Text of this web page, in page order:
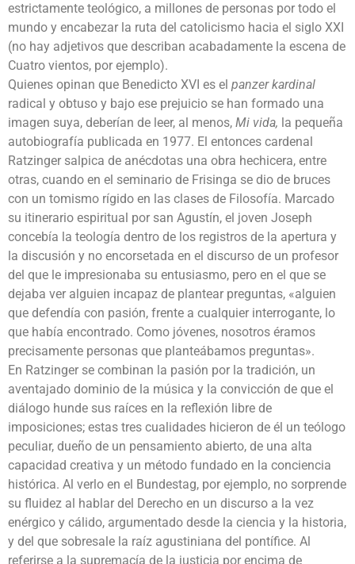
estrictamente teológico, a millones de personas por todo el
mundo y encabezar la ruta del catolicismo hacia el siglo XXI
(no hay adjetivos que describan acabadamente la escena de
Cuatro vientos, por ejemplo).
Quienes opinan que Benedicto XVI es el panzer kardinal
radical y obtuso y bajo ese prejuicio se han formado una
imagen suya, deberían de leer, al menos, Mi vida, la pequeña
autobiografía publicada en 1977. El entonces cardenal
Ratzinger salpica de anécdotas una obra hechicera, entre
otras, cuando en el seminario de Frisinga se dio de bruces
con un tomismo rígido en las clases de Filosofía. Marcado
su itinerario espiritual por san Agustín, el joven Joseph
concebía la teología dentro de los registros de la apertura y
la discusión y no encorsetada en el discurso de un profesor
del que le impresionaba su entusiasmo, pero en el que se
dejaba ver alguien incapaz de plantear preguntas, «alguien
que defendía con pasión, frente a cualquier interrogante, lo
que había encontrado. Como jóvenes, nosotros éramos
precisamente personas que planteábamos preguntas».
En Ratzinger se combinan la pasión por la tradición, un
aventajado dominio de la música y la convicción de que el
diálogo hunde sus raíces en la reflexión libre de
imposiciones; estas tres cualidades hicieron de él un teólogo
peculiar, dueño de un pensamiento abierto, de una alta
capacidad creativa y un método fundado en la conciencia
histórica. Al verlo en el Bundestag, por ejemplo, no sorprende
su fluidez al hablar del Derecho en un discurso a la vez
enérgico y cálido, argumentado desde la ciencia y la historia,
y del que sobresale la raíz agustiniana del pontífice. Al
referirse a la supremacía de la justicia por encima de